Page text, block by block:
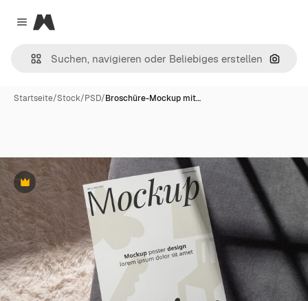
Close menu
Magnific
Nach
Startseite/Stock/PSD/Broschüre-Mockup mit…
Premium